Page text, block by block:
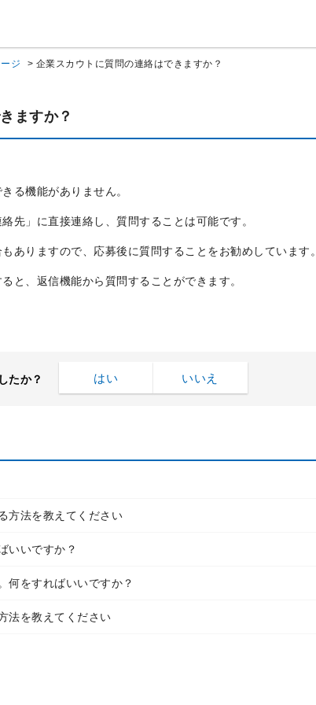
ジ > 企業スカウトに質問の連絡はできますか？
ますか？
る機能がありません。
先」に直接連絡し、質問することは可能です。
ありますので、応募後に質問することをお勧めしています。
と、返信機能から質問することができます。
たか？ はい いいえ
方法を教えてください
いいですか？
何をすればいいですか？
法を教えてください